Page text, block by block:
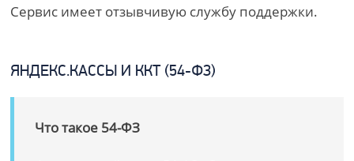
Сервис имеет отзывчивую службу поддержки.
ЯНДЕКС.КАССЫ И ККТ (54-ФЗ)
Что такое 54-ФЗ